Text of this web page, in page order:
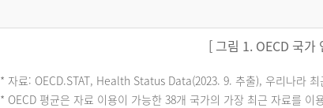
[ 그림 1. OECD 국가
* 자료: OECD.STAT, Health Status Data(2023. 9. 추출), 우리나라
* OECD 평균은 자료 이용이 가능한 38개 국가의 가장 최근 자료를 이